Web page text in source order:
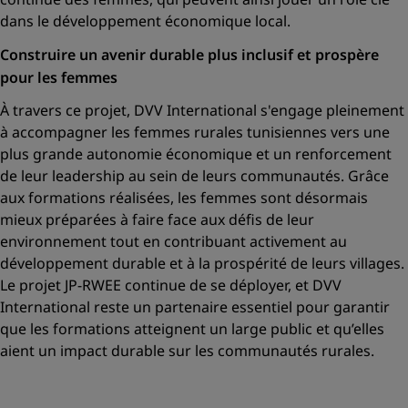
dans le développement économique local.
Construire un avenir durable plus inclusif et prospère
pour les femmes
À travers ce projet, DVV International s'engage pleinement
à accompagner les femmes rurales tunisiennes vers une
plus grande autonomie économique et un renforcement
de leur leadership au sein de leurs communautés. Grâce
aux formations réalisées, les femmes sont désormais
mieux préparées à faire face aux défis de leur
environnement tout en contribuant activement au
développement durable et à la prospérité de leurs villages.
Le projet JP-RWEE continue de se déployer, et DVV
International reste un partenaire essentiel pour garantir
que les formations atteignent un large public et qu’elles
aient un impact durable sur les communautés rurales.